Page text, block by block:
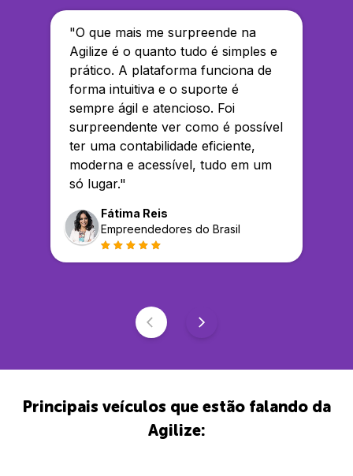
"O que mais me surpreende na
Agilize é o quanto tudo é simples e
prático. A plataforma funciona de
forma intuitiva e o suporte é
sempre ágil e atencioso. Foi
surpreendente ver como é possível
ter uma contabilidade eficiente,
moderna e acessível, tudo em um
só lugar."
Fátima Reis
Empreendedores do Brasil
Principais veículos que estão falando da
Agilize: